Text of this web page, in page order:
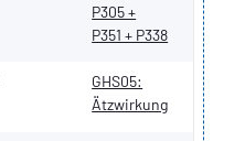
P305 +
P351 + P338
GHS05:
Ätzwirkung